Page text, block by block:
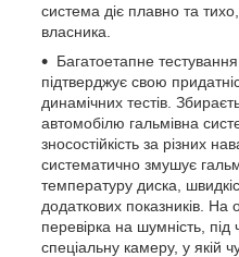
система діє плавно та
власника.
Багатоетапне
підтверджує свою
динамічних тестів.
автомобілю гальмівна
зносостійкість за різних
систематично змушує
температуру диска,
додаткових показників. На
перевірка на шумність,
спеціальну камеру, у якій